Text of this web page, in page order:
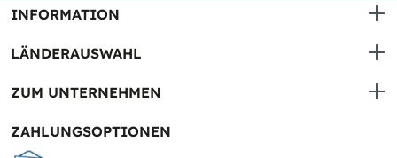
INFORMATION
LÄNDERAUSWAHL
ZUM UNTERNEHMEN
ZAHLUNGSOPTIONEN